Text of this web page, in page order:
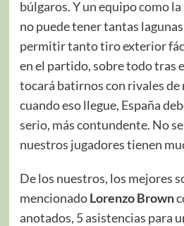
búlgaros. Y un equipo como
no puede tener tantas
permitir tanto tiro exterior
en el partido, sobre todo tras
tocará batirnos con rivales de
cuando eso llegue, España
serio, más contundente. No
nuestros jugadores tienen
De los nuestros, los mejores
mencionadoLorenzo Brown
anotados, 5 asistencias para